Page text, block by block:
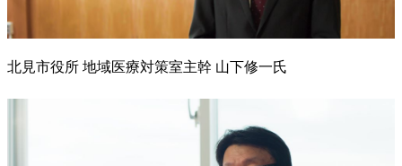
北見市役所 地域医療対策室主幹 山下修一氏